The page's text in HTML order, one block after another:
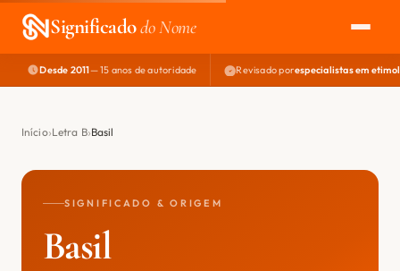
Significadodo Nome
EXPLORAR
NOME PERFEITO
Desde 2011— 15 anos de autoridade Revisado porespecialistas em
Início Letra B Basil
SIGNIFICADO & ORIGEM
Basil